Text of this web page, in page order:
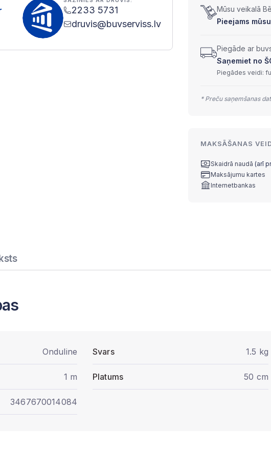
2233 5731
druvis@buvserviss.lv
Mūsu veikalā
Pieejams
Piegāde ar
Saņemiet no
Piegādes veidi:
* Preču saņemšanas
MAKSĀŠANAS
Skaidrā naudā (arī
Maksājumu kartes
Internetbankas
Onduline Svars 1.5 kg
1 m Platums 50 cm
3467670014084